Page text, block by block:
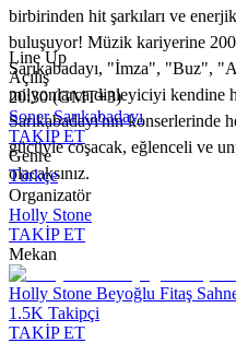
birbirinden hit şarkıları ve
buluşuyor! Müzik kariyerine
Sarıkabadayı, "İmza", "Buz",
milyonlarca dinleyiciyi kendine
Sarıkabadayı'nın konserlerinde
gücüyle coşacak, eğlenceli ve
olacaksınız.
Line Up
Açılış
20:30 (GMT+3)
Soner Sarıkabadayı
TAKİP ET
Genre
Türkçe
Organizatör
Holly Stone
TAKİP ET
Mekan
Holly Stone Beyoğlu Fitaş
1.5K Takipçi
TAKİP ET